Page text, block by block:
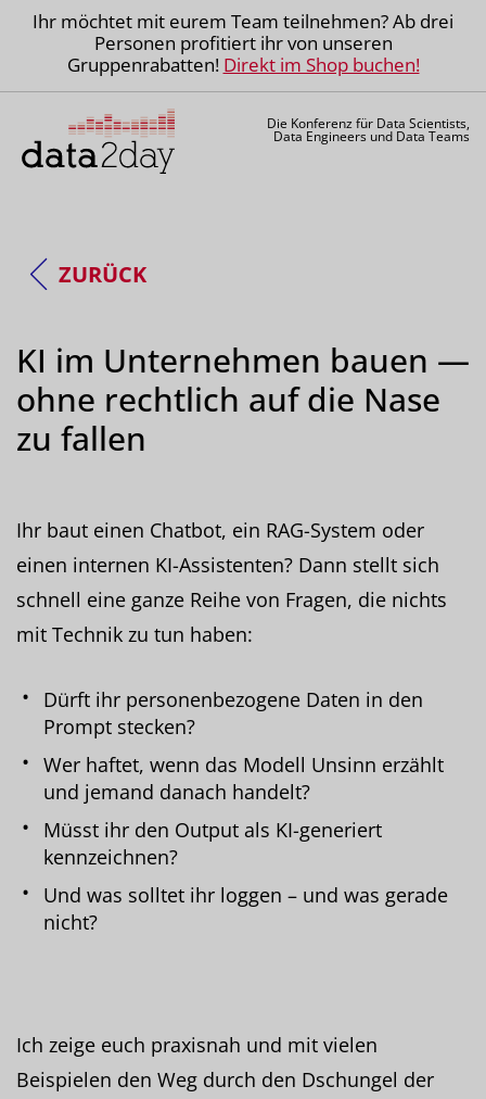
Ihr möchtet mit eurem Team teilnehmen? Ab drei
Personen profitiert ihr von unseren
Gruppenrabatten! Direkt im Shop buchen!
Die Konferenz für Data Scientists,
Data Engineers und Data Teams
ZURÜCK
KI im Unternehmen bauen —
ohne rechtlich auf die Nase
zu fallen
Ihr baut einen Chatbot, ein RAG-System oder
einen internen KI-Assistenten? Dann stellt sich
schnell eine ganze Reihe von Fragen, die nichts
mit Technik zu tun haben:
Dürft ihr personenbezogene Daten in den
Prompt stecken?
Wer haftet, wenn das Modell Unsinn erzählt
und jemand danach handelt?
Müsst ihr den Output als KI-generiert
kennzeichnen?
Und was solltet ihr loggen – und was gerade
nicht?
Ich zeige euch praxisnah und mit vielen
Beispielen den Weg durch den Dschungel der